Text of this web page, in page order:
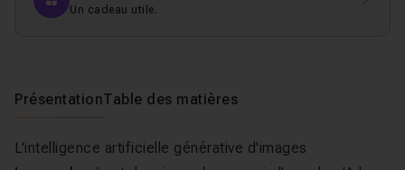
Un cadeau utile.
PrésentationTable des matières
L'intelligence artificielle générative d'images